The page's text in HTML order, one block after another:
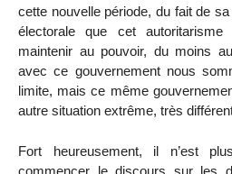
cette nouvelle période, du fait de
électorale que cet
maintenir au pouvoir, du moins
avec ce gouvernement nous
limite, mais ce même
autre situation extrême, très
Fort heureusement, il n’est
commencer le discours sur les